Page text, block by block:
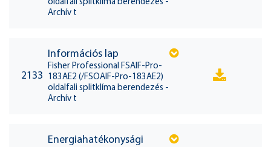
oldalfali splitklíma berendezés -
Archív t
2133
Információs lap
Fisher Professional FSAIF-Pro-
183AE2 (/FSOAIF-Pro-183AE2)
oldalfali splitklíma berendezés -
Archív t
Energiahatékonysági